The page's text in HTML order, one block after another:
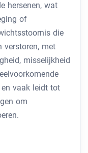
hersenen, wat
of
die
verstoren, met
misselijkheid
vaak leidt tot
om